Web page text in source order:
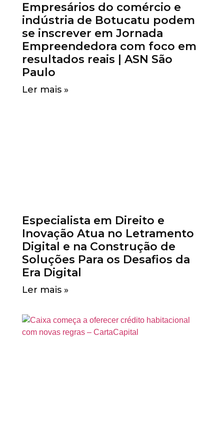
Empresários do comércio e
indústria de Botucatu podem
se inscrever em Jornada
Empreendedora com foco em
resultados reais | ASN São
Paulo
Ler mais »
Especialista em Direito e
Inovação Atua no Letramento
Digital e na Construção de
Soluções Para os Desafios da
Era Digital
Ler mais »